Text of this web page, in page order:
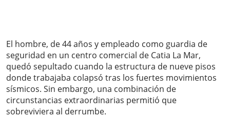
El hombre, de 44 años y empleado como guardia de
seguridad en un centro comercial de Catia La Mar,
quedó sepultado cuando la estructura de nueve pisos
donde trabajaba colapsó tras los fuertes movimientos
sísmicos. Sin embargo, una combinación de
circunstancias extraordinarias permitió que
sobreviviera al derrumbe.